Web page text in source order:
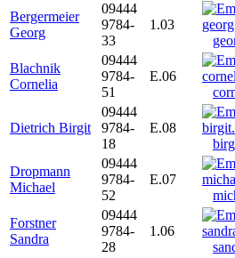
Bergermeier
Georg
09444
9784-
33
1.03
Blachnik
Cornelia
09444
9784-
51
E.06
Dietrich Birgit
09444
9784-
18
E.08
Dropmann
Michael
09444
9784-
52
E.07
Forstner
Sandra
09444
9784-
28
1.06